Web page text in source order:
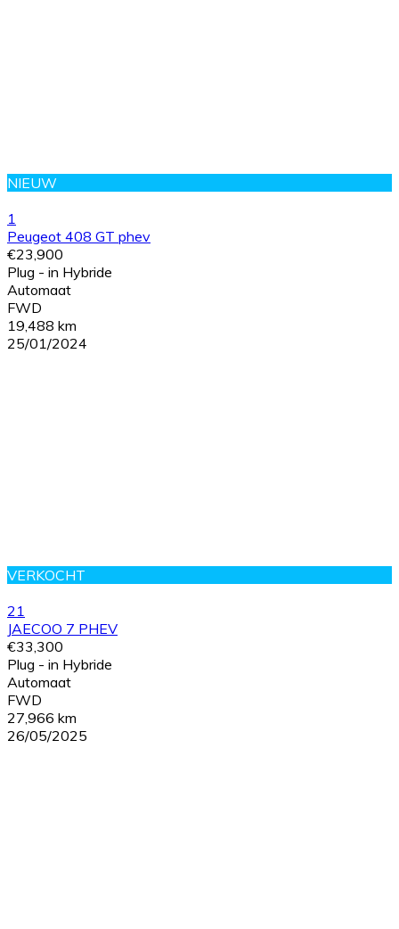
NIEUW
1
Peugeot 408 GT phev
€23,900
Plug - in Hybride
Automaat
FWD
19,488 km
25/01/2024
VERKOCHT
21
JAECOO 7 PHEV
€33,300
Plug - in Hybride
Automaat
FWD
27,966 km
26/05/2025